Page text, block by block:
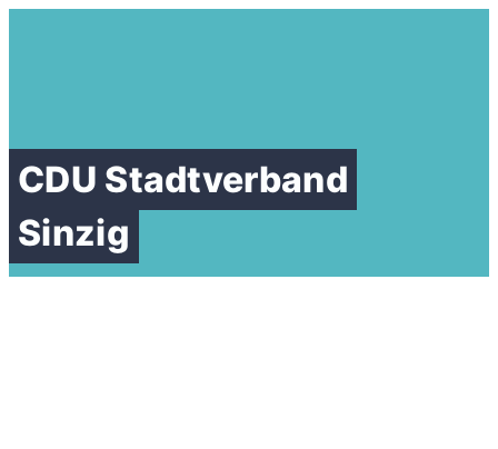
CDU Stadtverband
Sinzig